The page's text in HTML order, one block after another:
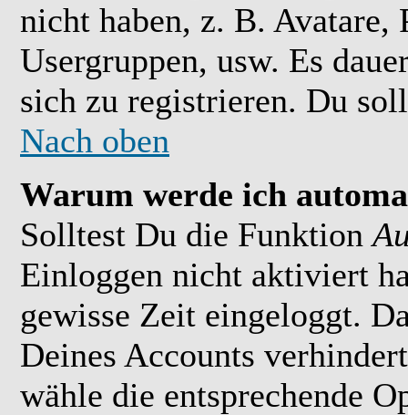
nicht haben, z. B.
Usergruppen, usw. Es
sich zu registrieren. Du
Nach oben
Warum werde ich
Solltest Du die Funktion
Einloggen nicht aktiviert
gewisse Zeit eingeloggt.
Deines Accounts
wähle die entsprechende